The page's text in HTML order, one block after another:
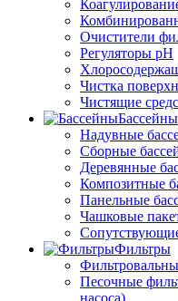
Очистители
Регуляторы pH
Чистка
Чистящие
Бассейны
Надувные
Сборные
Деревянные
Композитные
Панельные
Чашковые
Фильтры
Песочные
насоса)